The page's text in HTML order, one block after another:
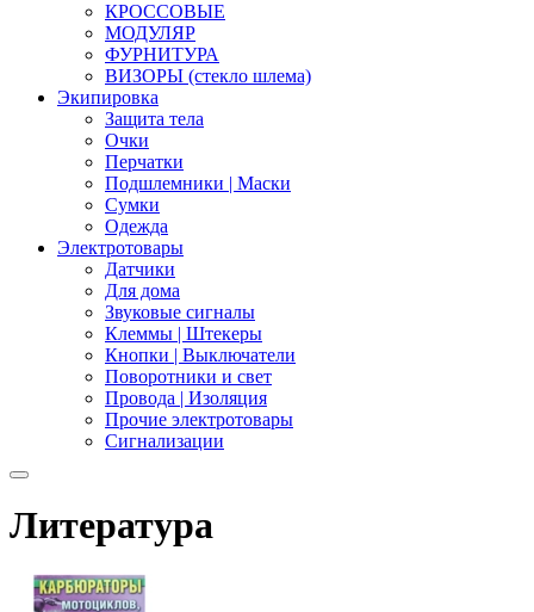
КРОССОВЫЕ
МОДУЛЯР
ФУРНИТУРА
ВИЗОРЫ (стекло шлема)
Экипировка
Защита тела
Очки
Перчатки
Подшлемники | Маски
Сумки
Одежда
Электротовары
Датчики
Для дома
Звуковые сигналы
Клеммы | Штекеры
Кнопки | Выключатели
Поворотники и свет
Провода | Изоляция
Прочие электротовары
Сигнализации
Литература